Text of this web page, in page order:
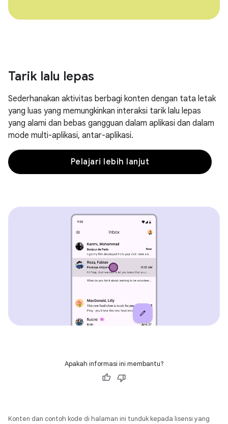
Tarik lalu lepas
Sederhanakan aktivitas berbagi konten dengan tata letak
yang luas yang memungkinkan interaksi tarik lalu lepas
yang alami dan bebas gangguan dalam aplikasi dan dalam
mode multi-aplikasi, antar-aplikasi.
Pelajari lebih lanjut
Apakah informasi ini membantu?
Konten dan contoh kode di halaman ini tunduk kepada lisensi yang